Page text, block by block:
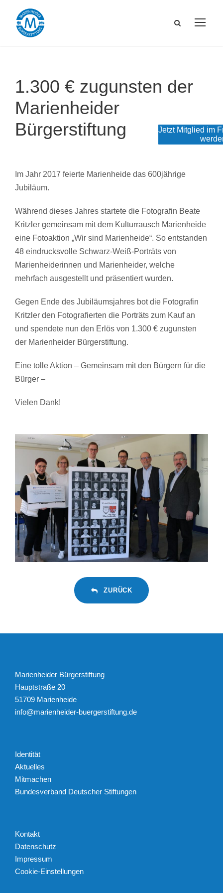
1.300 € zugunsten der
Marienheider
Bürgerstiftung
Im Jahr 2017 feierte Marienheide das 600jährige
Jubiläum.
Während dieses Jahres startete die Fotografin Beate
Kritzler gemeinsam mit dem Kulturrausch Marienheide
eine Fotoaktion „Wir sind Marienheide“. So entstanden
48 eindrucksvolle Schwarz-Weiß-Porträts von
Marienheiderinnen und Marienheider, welche
mehrfach ausgestellt und präsentiert wurden.
Gegen Ende des Jubiläumsjahres bot die Fotografin
Kritzler den Fotografierten die Porträts zum Kauf an
und spendete nun den Erlös von 1.300 € zugunsten
der Marienheider Bürgerstiftung.
Eine tolle Aktion – Gemeinsam mit den Bürgern für die
Bürger –
Vielen Dank!
ZURÜCK
Marienheider Bürgerstiftung
Hauptstraße 20
51709 Marienheide
info@marienheider-buergerstiftung.de
Identität
Aktuelles
Mitmachen
Bundesverband Deutscher Stiftungen
Kontakt
Datenschutz
Impressum
Cookie-Einstellungen
Jetzt Mitglied im